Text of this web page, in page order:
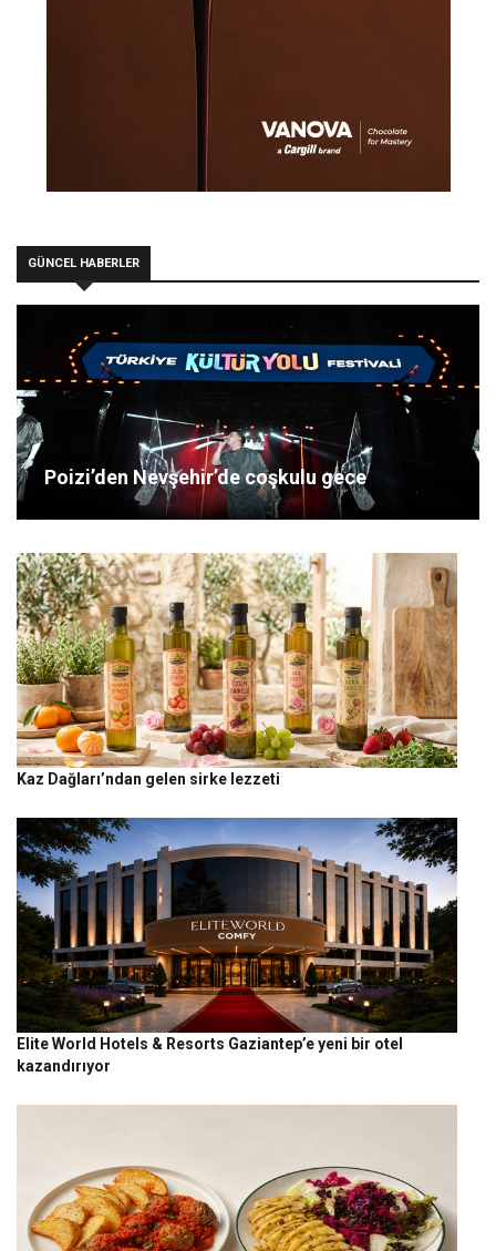
GÜNCEL HABERLER
Poizi’den Nevşehir’de coşkulu gece
Kaz Dağları’ndan gelen sirke lezzeti
Elite World Hotels & Resorts Gaziantep’e yeni bir otel
kazandırıyor